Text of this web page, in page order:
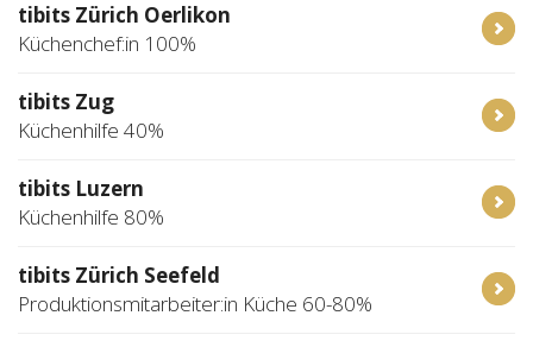
tibits Zürich Oerlikon
Küchenchef:in 100%
tibits Zug
Küchenhilfe 40%
tibits Luzern
Küchenhilfe 80%
tibits Zürich Seefeld
Produktionsmitarbeiter:in Küche 60-80%